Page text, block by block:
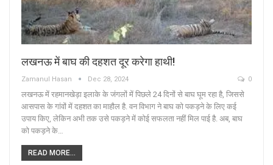
लखनऊ में बाघ की दहशत दूर करेगा हाथी!
Zamanul Hasan Dec 28, 2024 0
लखनऊ में रहमानखेड़ा इलाके के जंगलों में पिछले 24 दिनों से बाघ घूम रहा है, जिससे
आसपास के गांवों में दहशत का माहौल है. वन विभाग ने बाघ को पकड़ने के लिए कई
उपाय किए, लेकिन अभी तक उसे पकड़ने में कोई सफलता नहीं मिल पाई है. अब, बाघ
को पकड़ने के…
READ MORE...